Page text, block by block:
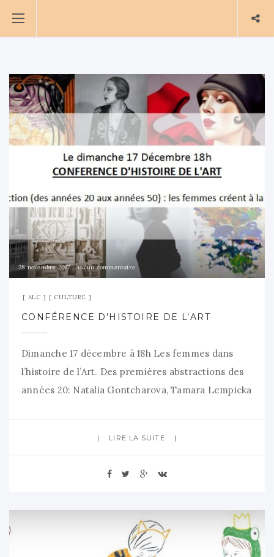
28 novembre 2017 Aucun commentaire
ALC CULTURE
CONFÉRENCE D’HISTOIRE DE L’ART
Dimanche 17 décembre à 18h Les femmes dans
l’histoire de l’Art. Des premières abstractions des
années 20: Natalia Gontcharova, Tamara Lempicka
femmes créent à la marge. Toutes nos
LIRE LA SUITE